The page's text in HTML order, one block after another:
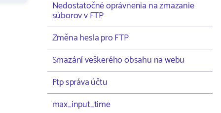
Nedostatočné oprávnenia na zmazanie
súborov v FTP
Změna hesla pro FTP
Smazání veškerého obsahu na webu
Ftp správa účtu
max_input_time